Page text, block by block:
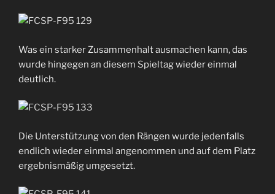
Was ein starker Zusammenhalt ausmachen kann, das
wurde hingegen an diesem Spieltag wieder einmal
deutlich.
Die Unterstützung von den Rängen wurde jedenfalls
endlich wieder einmal angenommen und auf dem Platz
ergebnismäßig umgesetzt.